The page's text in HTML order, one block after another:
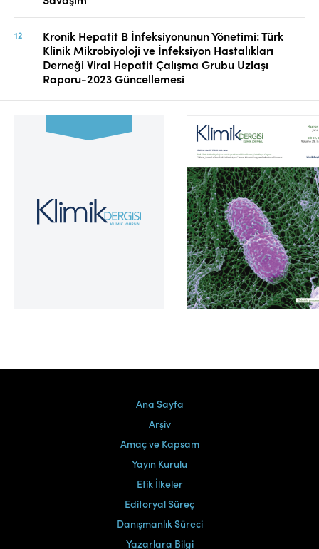
Kronik Hepatit B İnfeksiyonunun Yönetimi: Türk
Klinik Mikrobiyoloji ve İnfeksiyon Hastalıkları
Derneği Viral Hepatit Çalışma Grubu Uzlaşı
Raporu-2023 Güncellemesi
Cilt 39, Sayı 2
Ana Sayfa
Arşiv
Amaç ve Kapsam
Yayın Kurulu
Etik İlkeler
Editoryal Süreç
Danışmanlık Süreci
Yazarlara Bilgi